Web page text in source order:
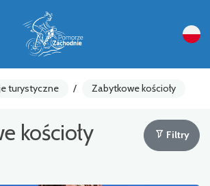
turystyczne / Zabytkowe kościoły
kościoły Filtry